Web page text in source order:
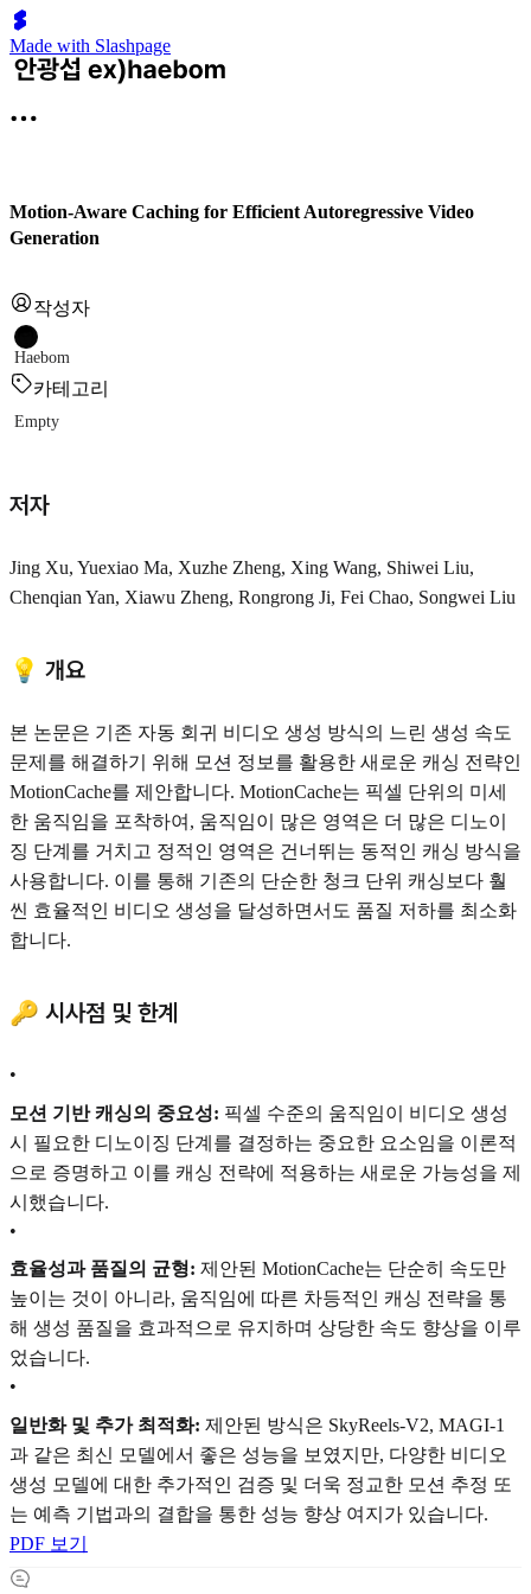
Made with Slashpage
Motion-Aware Caching for Efficient Autoregressive Video
Generation
작성자
Haebom
카테고리
Empty
저자
Jing Xu, Yuexiao Ma, Xuzhe Zheng, Xing Wang, Shiwei Liu,
Chenqian Yan, Xiawu Zheng, Rongrong Ji, Fei Chao, Songwei Liu
💡 개요
본 논문은 기존 자동 회귀 비디오 생성 방식의 느린 생성 속도
문제를 해결하기 위해 모션 정보를 활용한 새로운 캐싱 전략인
MotionCache를 제안합니다. MotionCache는 픽셀 단위의 미세
한 움직임을 포착하여, 움직임이 많은 영역은 더 많은 디노이
징 단계를 거치고 정적인 영역은 건너뛰는 동적인 캐싱 방식을
사용합니다. 이를 통해 기존의 단순한 청크 단위 캐싱보다 훨
씬 효율적인 비디오 생성을 달성하면서도 품질 저하를 최소화
합니다.
🔑 시사점 및 한계
•
모션 기반 캐싱의 중요성: 픽셀 수준의 움직임이 비디오 생성
시 필요한 디노이징 단계를 결정하는 중요한 요소임을 이론적
으로 증명하고 이를 캐싱 전략에 적용하는 새로운 가능성을 제
시했습니다.
•
효율성과 품질의 균형: 제안된 MotionCache는 단순히 속도만
높이는 것이 아니라, 움직임에 따른 차등적인 캐싱 전략을 통
해 생성 품질을 효과적으로 유지하며 상당한 속도 향상을 이루
었습니다.
•
일반화 및 추가 최적화: 제안된 방식은 SkyReels-V2, MAGI-1
과 같은 최신 모델에서 좋은 성능을 보였지만, 다양한 비디오
생성 모델에 대한 추가적인 검증 및 더욱 정교한 모션 추정 또
는 예측 기법과의 결합을 통한 성능 향상 여지가 있습니다.
PDF 보기